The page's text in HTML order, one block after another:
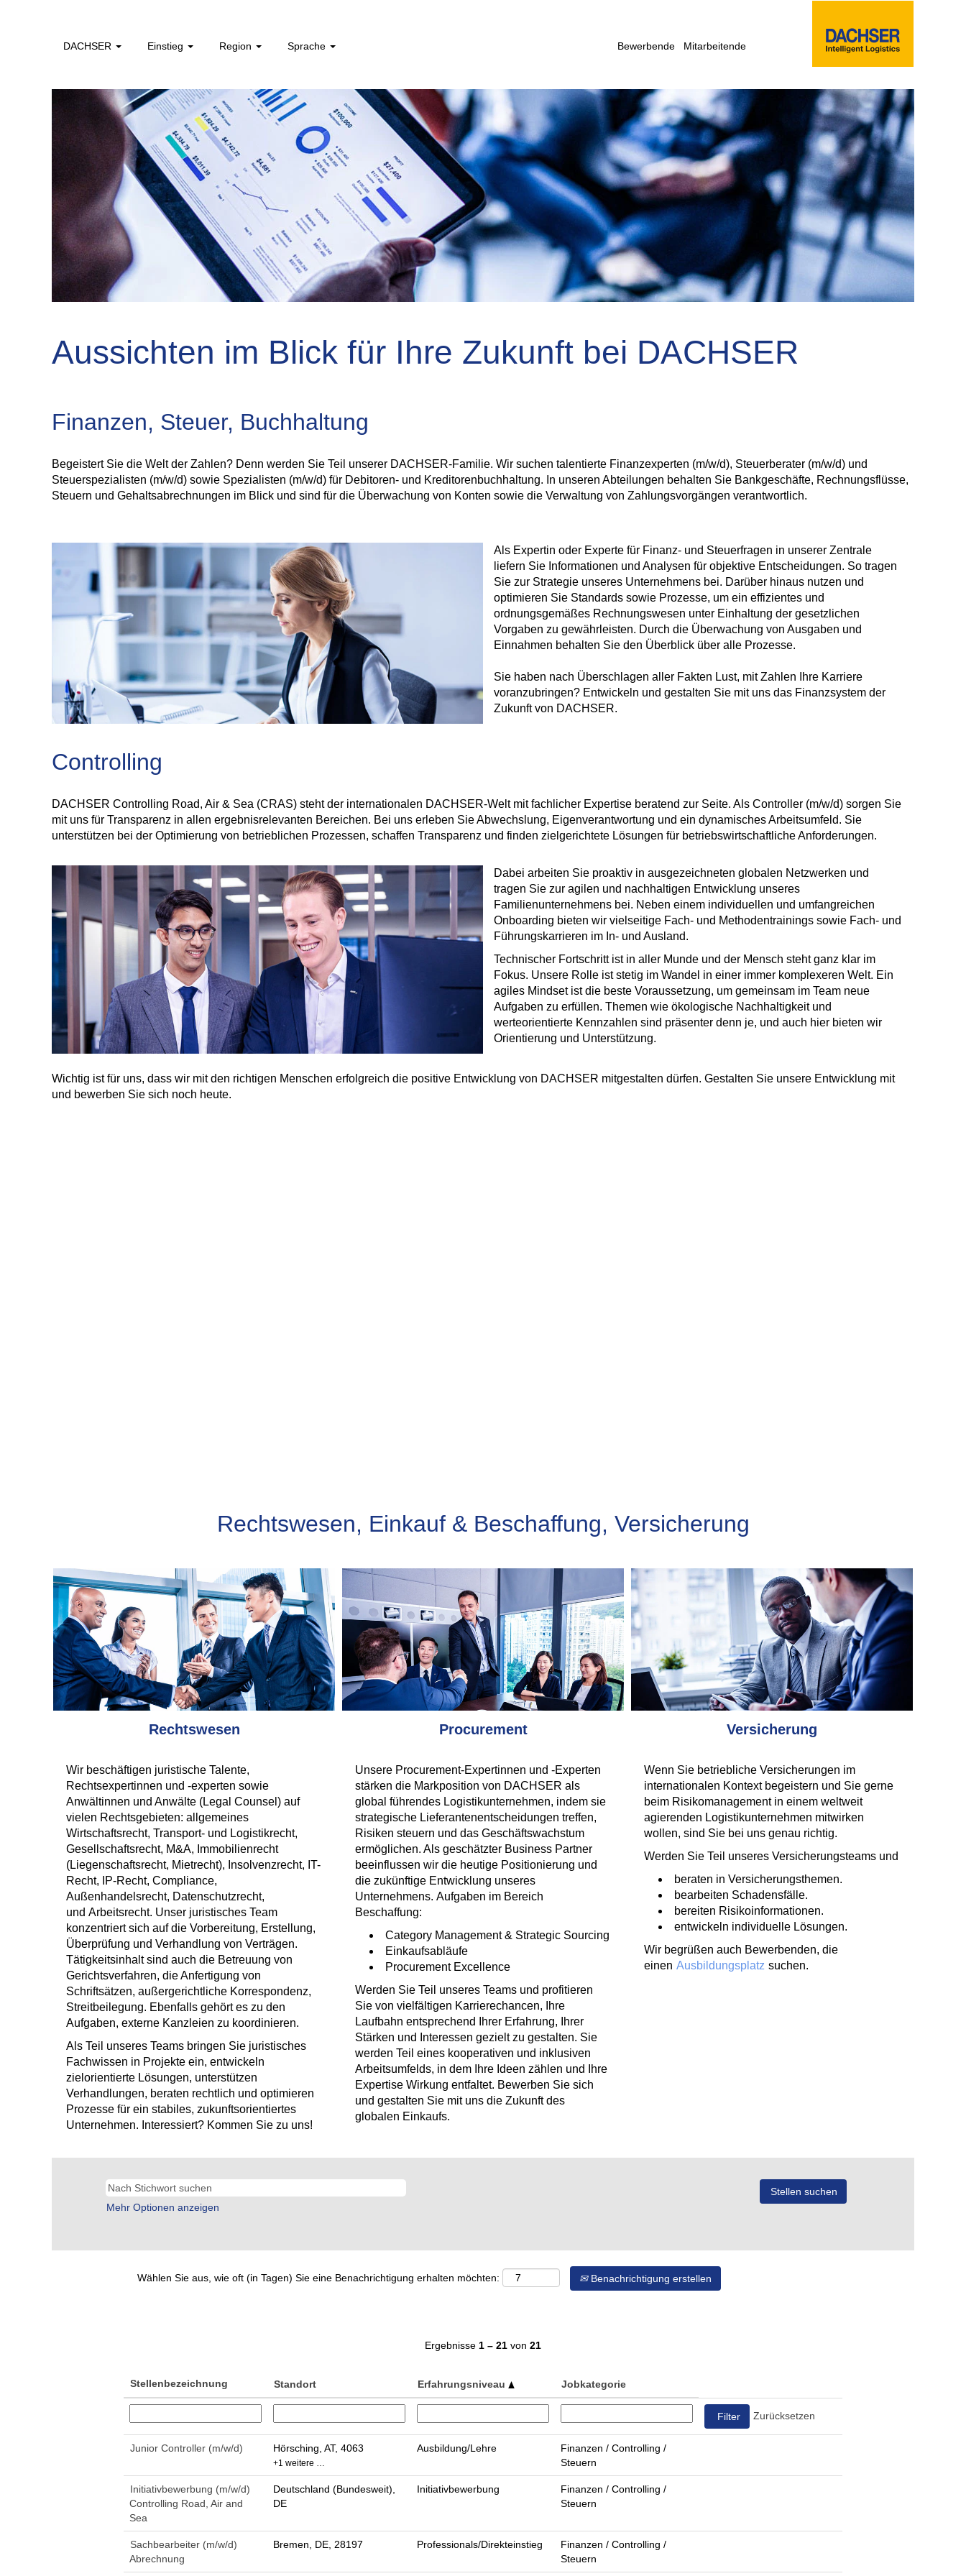
DACHSER Einstieg Region Sprache Bewerbende Mitarbeitende
Aussichten im Blick für Ihre Zukunft bei DACHSER
Finanzen, Steuer, Buchhaltung
Begeistert Sie die Welt der Zahlen? Denn werden Sie Teil unserer DACHSER-Familie. Wir suchen talentierte Finanzexperten (m/w/d), Steuerberater (m/w/d) und
Steuerspezialisten (m/w/d) sowie Spezialisten (m/w/d) für Debitoren- und Kreditorenbuchhaltung. In unseren Abteilungen behalten Sie Bankgeschäfte, Rechnungsflüsse,
Steuern und Gehaltsabrechnungen im Blick und sind für die Überwachung von Konten sowie die Verwaltung von Zahlungsvorgängen verantwortlich.
Als Expertin oder Experte für Finanz- und Steuerfragen in unserer Zentrale
liefern Sie Informationen und Analysen für objektive Entscheidungen. So tragen
Sie zur Strategie unseres Unternehmens bei. Darüber hinaus nutzen und
optimieren Sie Standards sowie Prozesse, um ein effizientes und
ordnungsgemäßes Rechnungswesen unter Einhaltung der gesetzlichen
Vorgaben zu gewährleisten. Durch die Überwachung von Ausgaben und
Einnahmen behalten Sie den Überblick über alle Prozesse.
Sie haben nach Überschlagen aller Fakten Lust, mit Zahlen Ihre Karriere
voranzubringen? Entwickeln und gestalten Sie mit uns das Finanzsystem der
Zukunft von DACHSER.
Controlling
DACHSER Controlling Road, Air & Sea (CRAS) steht der internationalen DACHSER-Welt mit fachlicher Expertise beratend zur Seite. Als Controller (m/w/d) sorgen Sie
mit uns für Transparenz in allen ergebnisrelevanten Bereichen. Bei uns erleben Sie Abwechslung, Eigenverantwortung und ein dynamisches Arbeitsumfeld. Sie
unterstützen bei der Optimierung von betrieblichen Prozessen, schaffen Transparenz und finden zielgerichtete Lösungen für betriebswirtschaftliche Anforderungen.
Dabei arbeiten Sie proaktiv in ausgezeichneten globalen Netzwerken und
tragen Sie zur agilen und nachhaltigen Entwicklung unseres
Familienunternehmens bei. Neben einem individuellen und umfangreichen
Onboarding bieten wir vielseitige Fach- und Methodentrainings sowie Fach- und
Führungskarrieren im In- und Ausland.
Technischer Fortschritt ist in aller Munde und der Mensch steht ganz klar im
Fokus. Unsere Rolle ist stetig im Wandel in einer immer komplexeren Welt. Ein
agiles Mindset ist die beste Voraussetzung, um gemeinsam im Team neue
Aufgaben zu erfüllen. Themen wie ökologische Nachhaltigkeit und
werteorientierte Kennzahlen sind präsenter denn je, und auch hier bieten wir
Orientierung und Unterstützung.
Wichtig ist für uns, dass wir mit den richtigen Menschen erfolgreich die positive Entwicklung von DACHSER mitgestalten dürfen. Gestalten Sie unsere Entwicklung mit
und bewerben Sie sich noch heute.
Rechtswesen, Einkauf & Beschaffung, Versicherung
Rechtswesen
Wir beschäftigen juristische Talente,
Rechtsexpertinnen und -experten sowie
Anwältinnen und Anwälte (Legal Counsel) auf
vielen Rechtsgebieten: allgemeines
Wirtschaftsrecht, Transport- und Logistikrecht,
Gesellschaftsrecht, M&A, Immobilienrecht
(Liegenschaftsrecht, Mietrecht), Insolvenzrecht, IT-
Recht, IP-Recht, Compliance,
Außenhandelsrecht, Datenschutzrecht,
und Arbeitsrecht. Unser juristisches Team
konzentriert sich auf die Vorbereitung, Erstellung,
Überprüfung und Verhandlung von Verträgen.
Tätigkeitsinhalt sind auch die Betreuung von
Gerichtsverfahren, die Anfertigung von
Schriftsätzen, außergerichtliche Korrespondenz,
Streitbeilegung. Ebenfalls gehört es zu den
Aufgaben, externe Kanzleien zu koordinieren.
Als Teil unseres Teams bringen Sie juristisches
Fachwissen in Projekte ein, entwickeln
zielorientierte Lösungen, unterstützen
Verhandlungen, beraten rechtlich und optimieren
Prozesse für ein stabiles, zukunftsorientiertes
Unternehmen. Interessiert? Kommen Sie zu uns!
Procurement
Unsere Procurement-Expertinnen und -Experten
stärken die Markposition von DACHSER als
global führendes Logistikunternehmen, indem sie
strategische Lieferantenentscheidungen treffen,
Risiken steuern und das Geschäftswachstum
ermöglichen. Als geschätzter Business Partner
beeinflussen wir die heutige Positionierung und
die zukünftige Entwicklung unseres
Unternehmens. Aufgaben im Bereich
Beschaffung:
Category Management & Strategic Sourcing
Einkaufsabläufe
Procurement Excellence
Werden Sie Teil unseres Teams und profitieren
Sie von vielfältigen Karrierechancen, Ihre
Laufbahn entsprechend Ihrer Erfahrung, Ihrer
Stärken und Interessen gezielt zu gestalten. Sie
werden Teil eines kooperativen und inklusiven
Arbeitsumfelds, in dem Ihre Ideen zählen und Ihre
Expertise Wirkung entfaltet. Bewerben Sie sich
und gestalten Sie mit uns die Zukunft des
globalen Einkaufs.
Versicherung
Wenn Sie betriebliche Versicherungen im
internationalen Kontext begeistern und Sie gerne
beim Risikomanagement in einem weltweit
agierenden Logistikunternehmen mitwirken
wollen, sind Sie bei uns genau richtig.
Werden Sie Teil unseres Versicherungsteams und
beraten in Versicherungsthemen.
bearbeiten Schadensfälle.
bereiten Risikoinformationen.
entwickeln individuelle Lösungen.
Wir begrüßen auch Bewerbenden, die
einen Ausbildungsplatz suchen.
Mehr Optionen anzeigen
Wählen Sie aus, wie oft (in Tagen) Sie eine Benachrichtigung erhalten möchten: Benachrichtigung erstellen
Ergebnisse 1 – 21 von 21
Stellenbezeichnung Standort Erfahrungsniveau Jobkategorie
Zurücksetzen
Junior Controller (m/w/d) Hörsching, AT, 4063
+1 weitere …
Ausbildung/Lehre
Finanzen / Controlling /
Steuern
Initiativbewerbung (m/w/d)
Controlling Road, Air and
Sea
Deutschland (Bundesweit),
DE
Initiativbewerbung
Finanzen / Controlling /
Steuern
Sachbearbeiter (m/w/d)
Abrechnung
Bremen, DE, 28197 Professionals/Direkteinstieg
Finanzen / Controlling /
Steuern